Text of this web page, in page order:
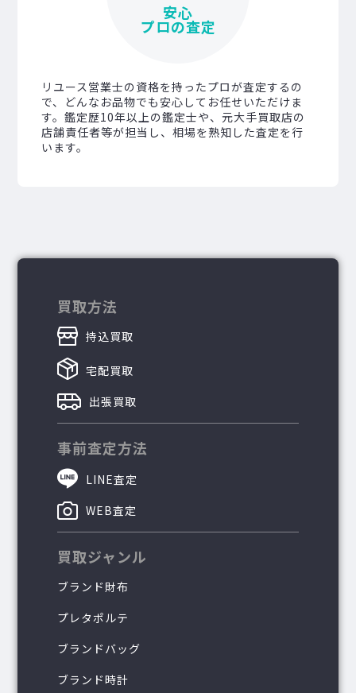
買取方法
持込買取
宅配買取
出張買取
事前査定方法
LINE査定
WEB査定
買取ジャンル
ブランド財布
プレタポルテ
ブランドバッグ
ブランド時計
安心
プロの査定
リユース営業士の資格を持ったプロが査定するの
で、どんなお品物でも安心してお任せいただけま
す。鑑定歴10年以上の鑑定士や、元大手買取店の
店舗責任者等が担当し、相場を熟知した査定を行
います。